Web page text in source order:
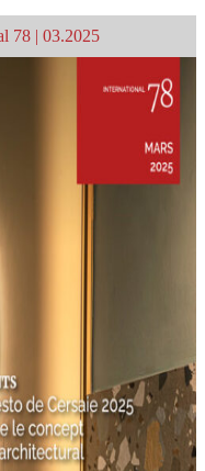
78 | 03.2025